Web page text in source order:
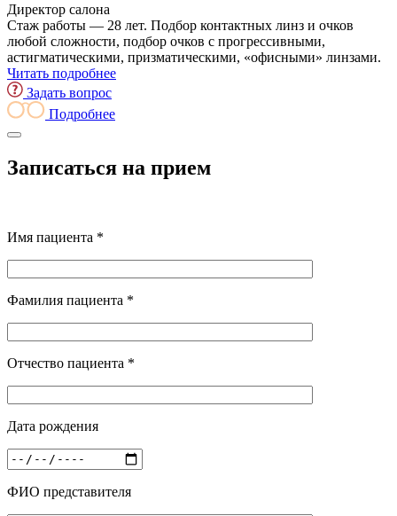
Директор салона
Стаж работы — 28 лет. Подбор контактных линз и очков
любой сложности, подбор очков с прогрессивными,
астигматическими, призматическими, «офисными» линзами.
Читать подробнее
Задать вопрос
Подробнее
Записаться на прием
Имя пациента *
Фамилия пациента *
Отчество пациента *
Дата рождения
ФИО представителя